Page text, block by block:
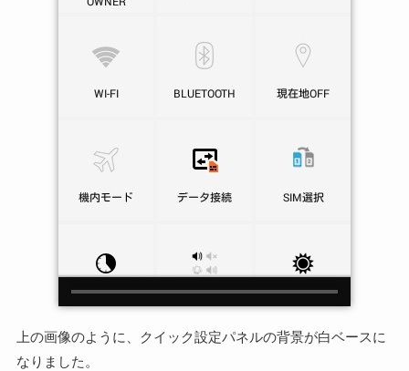
上の画像のように、クイック設定パネルの背景が白ベースに
なりました。